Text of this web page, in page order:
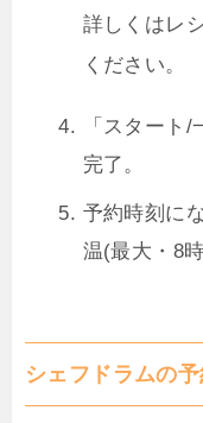
詳しくはレ
ください。
「スタート
完了。
予約時刻に
温(最大・8
シェフドラムの